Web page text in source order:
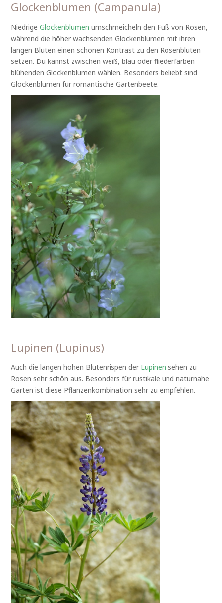
Glockenblumen (Campanula)
NiedrigeGlockenblumen umschmeicheln den Fuß von Rosen,
während die höher wachsenden Glockenblumen mit ihren
langen Blüten einen schönen Kontrast zu den Rosenblüten
setzen. Du kannst zwischen weiß, blau oder fliederfarben
blühenden Glockenblumen wählen. Besonders beliebt sind
Glockenblumen für romantische Gartenbeete.
Lupinen (Lupinus)
Auch die langen hohen Blütenrispen der Lupinen sehen zu
Rosen sehr schön aus. Besonders für rustikale und naturnahe
Gärten ist diese Pflanzenkombination sehr zu empfehlen.